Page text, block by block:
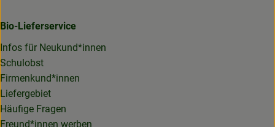
Bio-Lieferservice
Infos für Neukund*innen
Schulobst
Firmenkund*innen
Liefergebiet
Häufige Fragen
Freund*innen werben